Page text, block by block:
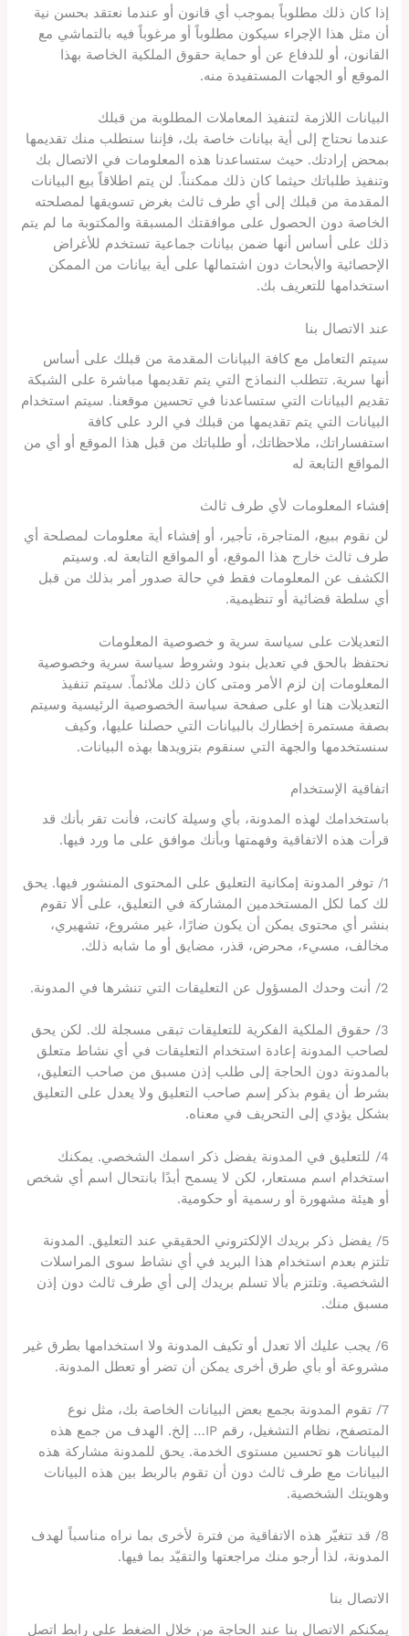
إذا كان ذلك مطلوباً بموجب أي قانون أو عندما نعتقد بحسن نية
أن مثل هذا الإجراء سيكون مطلوباً أو مرغوباً فيه بالتماشي مع
القانون، أو للدفاع عن أو حماية حقوق الملكية الخاصة بهذا
الموقع أو الجهات المستفيدة منه.
البيانات اللازمة لتنفيذ المعاملات المطلوبة من قبلك
عندما نحتاج إلى أية بيانات خاصة بك، فإننا سنطلب منك تقديمها
بمحض إرادتك. حيث ستساعدنا هذه المعلومات في الاتصال بك
وتنفيذ طلباتك حيثما كان ذلك ممكنناً. لن يتم اطلاقاً بيع البيانات
المقدمة من قبلك إلى أي طرف ثالث بغرض تسويقها لمصلحته
الخاصة دون الحصول على موافقتك المسبقة والمكتوبة ما لم يتم
ذلك على أساس أنها ضمن بيانات جماعية تستخدم للأغراض
الإحصائية والأبحاث دون اشتمالها على أية بيانات من الممكن
استخدامها للتعريف بك.
عند الاتصال بنا
سيتم التعامل مع كافة البيانات المقدمة من قبلك على أساس
أنها سرية. تتطلب النماذج التي يتم تقديمها مباشرة على الشبكة
تقديم البيانات التي ستساعدنا في تحسين موقعنا. سيتم استخدام
البيانات التي يتم تقديمها من قبلك في الرد على كافة
استفساراتك، ملاحظاتك، أو طلباتك من قبل هذا الموقع أو أي من
المواقع التابعة له
إفشاء المعلومات لأي طرف ثالث
لن نقوم ببيع، المتاجرة، تأجير، أو إفشاء أية معلومات لمصلحة أي
طرف ثالث خارج هذا الموقع، أو المواقع التابعة له. وسيتم
الكشف عن المعلومات فقط في حالة صدور أمر بذلك من قبل
أي سلطة قضائية أو تنظيمية.
التعديلات على سياسة سرية و خصوصية المعلومات
نحتفظ بالحق في تعديل بنود وشروط سياسة سرية وخصوصية
المعلومات إن لزم الأمر ومتى كان ذلك ملائماً. سيتم تنفيذ
التعديلات هنا او على صفحة سياسة الخصوصية الرئيسية وسيتم
بصفة مستمرة إخطارك بالبيانات التي حصلنا عليها، وكيف
سنستخدمها والجهة التي سنقوم بتزويدها بهذه البيانات.
اتفاقية الإستخدام
باستخدامك لهذه المدونة، بأي وسيلة كانت، فأنت تقر بأنك قد
قرأت هذه الاتفاقية وفهمتها وبأنك موافق على ما ورد فيها.
1/ توفر المدونة إمكانية التعليق على المحتوى المنشور فيها. يحق
لك كما لكل المستخدمين المشاركة في التعليق، على ألا تقوم
بنشر أي محتوى يمكن أن يكون ضارًا، غير مشروع، تشهيري،
مخالف، مسيء، محرض، قذر، مضايق أو ما شابه ذلك.
2/ أنت وحدك المسؤول عن التعليقات التي تنشرها في المدونة.
3/ حقوق الملكية الفكرية للتعليقات تبقى مسجلة لك. لكن يحق
لصاحب المدونة إعادة استخدام التعليقات في أي نشاط متعلق
بالمدونة دون الحاجة إلى طلب إذن مسبق من صاحب التعليق،
بشرط أن يقوم بذكر إسم صاحب التعليق ولا يعدل على التعليق
بشكل يؤدي إلى التحريف في معناه.
4/ للتعليق في المدونة يفضل ذكر اسمك الشخصي. يمكنك
استخدام اسم مستعار، لكن لا يسمح أبدًا بانتحال اسم أي شخص
أو هيئة مشهورة أو رسمية أو حكومية.
5/ يفضل ذكر بريدك الإلكتروني الحقيقي عند التعليق. المدونة
تلتزم بعدم استخدام هذا البريد في أي نشاط سوى المراسلات
الشخصية. وتلتزم بألا تسلم بريدك إلى أي طرف ثالث دون إذن
مسبق منك.
6/ يجب عليك ألا تعدل أو تكيف المدونة ولا استخدامها بطرق غير
مشروعة أو بأي طرق أخرى يمكن أن تضر أو تعطل المدونة.
7/ تقوم المدونة بجمع بعض البيانات الخاصة بك، مثل نوع
المتصفح، نظام التشغيل، رقم IP… إلخ. الهدف من جمع هذه
البيانات هو تحسين مستوى الخدمة. يحق للمدونة مشاركة هذه
البيانات مع طرف ثالث دون أن تقوم بالربط بين هذه البيانات
وهويتك الشخصية.
8/ قد تتغيّر هذه الاتفاقية من فترة لأخرى بما نراه مناسباً لهدف
المدونة، لذا أرجو منك مراجعتها والتقيّد بما فيها.
الاتصال بنا
يمكنكم الاتصال بنا عند الحاجة من خلال الضغط على رابط اتصل